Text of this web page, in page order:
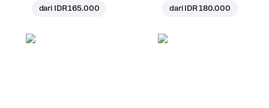
dari IDR 165.000 dari IDR 180.000